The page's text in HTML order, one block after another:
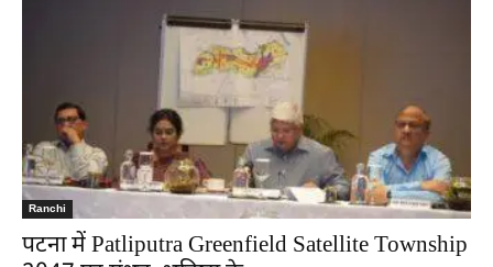
Ranchi
पटना में Patliputra Greenfield Satellite Township